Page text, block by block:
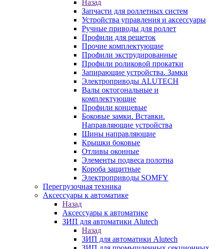
Назад
Запчасти для роллетных систем
Устройства управления и аксессуары
Ручные приводы для роллет
Профили для решеток
Прочие комплектующие
Профили экструдированные
Профили роликовой прокатки
Запирающие устройства. Замки
Электроприводы ALUTECH
Валы октогональные и
комплектующие
Профили концевые
Боковые замки. Вставки.
Направляющие устройства
Шины направляющие
Крышки боковые
Отливы оконные
Элементы подвеса полотна
Короба защитные
Электроприводы SOMFY
Перегрузочная техника
Аксессуары к автоматике
Назад
Аксессуары к автоматике
ЗИП для автоматики Alutech
Назад
ЗИП для автоматики Alutech